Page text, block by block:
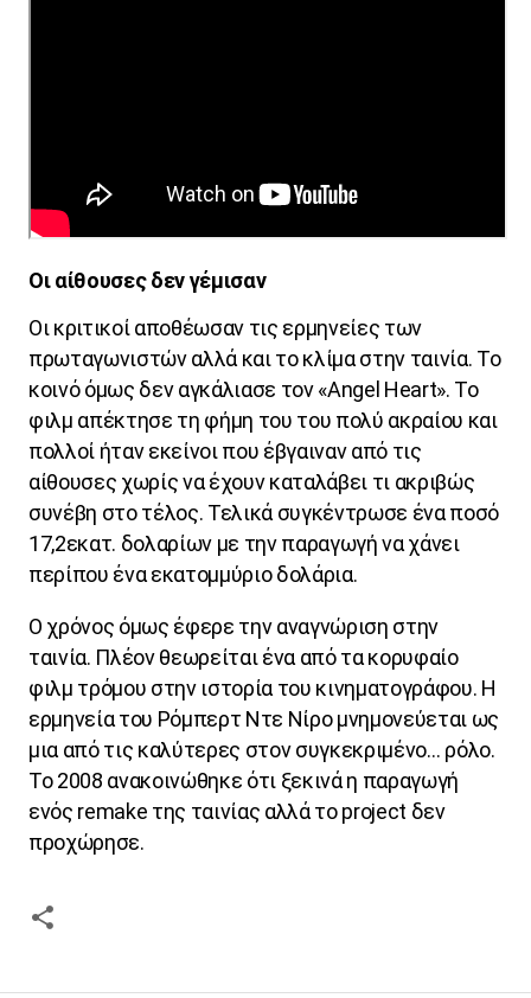
Οι αίθουσες δεν γέμισαν
Οι κριτικοί αποθέωσαν τις ερμηνείες των
πρωταγωνιστών αλλά και το κλίμα στην ταινία. Το
κοινό όμως δεν αγκάλιασε τον «Angel Heart». Το
φιλμ απέκτησε τη φήμη του του πολύ ακραίου και
πολλοί ήταν εκείνοι που έβγαιναν από τις
αίθουσες χωρίς να έχουν καταλάβει τι ακριβώς
συνέβη στο τέλος. Τελικά συγκέντρωσε ένα ποσό
17,2εκατ. δολαρίων με την παραγωγή να χάνει
περίπου ένα εκατομμύριο δολάρια.
Ο χρόνος όμως έφερε την αναγνώριση στην
ταινία. Πλέον θεωρείται ένα από τα κορυφαίο
φιλμ τρόμου στην ιστορία του κινηματογράφου. Η
ερμηνεία του Ρόμπερτ Ντε Νίρο μνημονεύεται ως
μια από τις καλύτερες στον συγκεκριμένο… ρόλο.
Το 2008 ανακοινώθηκε ότι ξεκινά η παραγωγή
ενός remake της ταινίας αλλά τοproject δεν
προχώρησε.